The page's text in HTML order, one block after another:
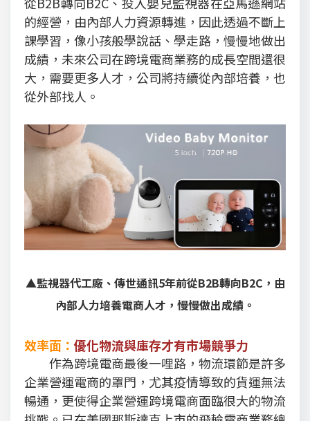
的經營，由內部人力資源轉進，因此透過不斷上
課學習，像小孩般學說話、學走路，慢慢地做出
成績，未來公司在跨境電商業務的成長空間還很
大，需要更多人才，公司將持續從內部培養，也
從外部找人。
▲監視器代工廠、傳世通訊5年前從B2B轉向B2C，由
內部人力培養電商人才，慢慢做出成績。
效率面： 優化物流與庫存才有市場競爭力
作為跨境電商最後一哩路，物流環節是許多
企業營運電商的罩門，尤其疫情導致的貨運無法
暢通，更使得企業營運跨境電商面臨很大的物流